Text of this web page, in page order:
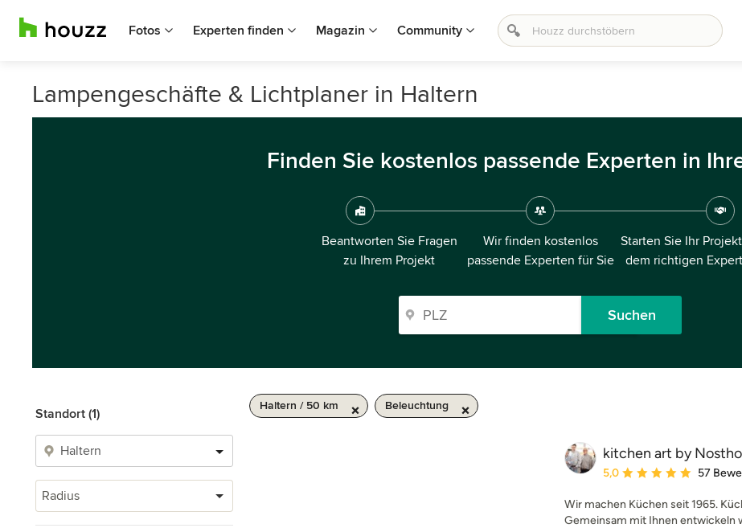
Fotos Experten finden Magazin Community
Lampengeschäfte & Lichtplaner in Haltern
Finden Sie kostenlos passende Experten in
Beantworten Sie Fragen
zu Ihrem Projekt
Wir finden kostenlos
passende Experten für Sie
Starten Sie Ihr
dem richtigen
Suchen
Standort (1)
Radius
Haltern / 50 km Beleuchtung
kitchen art by
Durchschnittliche
5,0 57
Wir machen Küchen seit 1965.
Gemeinsam mit Ihnen entwickeln